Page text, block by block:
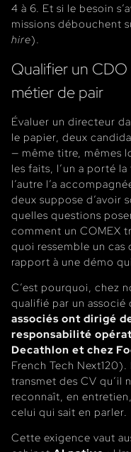
4 à 6. Et si le besoin
missions débouchent
hire).
Qualifier un CDO
métier de pair
Évaluer un directeur
le papier, deux
— même titre, mêmes
les faits, l’un a porté
l’autre l’a
deux suppose d’avoir
quelles questions
comment un COMEX
quoi ressemble un cas
rapport à une démo
C’est pourquoi, chez
qualifié par un
associés ont dirigé
responsabilité
Decathlon et chez
French Tech
transmet des CV qu’il
reconnaît, en
celui qui sait en parler.
Cette exigence vaut